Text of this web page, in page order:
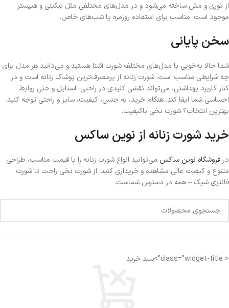
از توری و مش ساخته می‌شود و در مدل‌های مختلفی مثل بیکینی و هیپستر
موجود است. مناسب برای استفاده روزمره یا شب‌های خاص.
سخن پایانی
شما حالا به‌خوبی با مدل‌های مختلف شورت آشنا هستید و می‌دانید هر مدل برای
چه شرایطی مناسب است. شورت زنانه از پرمصرف‌ترین پوشاک زنانه است و در
کنار کاربرد بهداشتی، می‌تواند نقشی کلیدی در راحتی، استایل و حتی روابط
احساسی شما ایفا کند. هنگام خرید، به جنس، کیفیت، سایز و راحتی توجه کنید.
بهترین انتخاب؟ شورت نخی باکیفیت.
خرید شورت زنانه از نوین ساکس
در فروشگاه نوین ساکس می‌توانید انواع شورت زنانه را با قیمت مناسب، طراحی
متنوع و کیفیت عالی مشاهده و خریداری کنید. از شورت نخی راحت تا شورت
فانتزی شیک – همه در دسترس شماست.
< class="widget-title">سبد خرید